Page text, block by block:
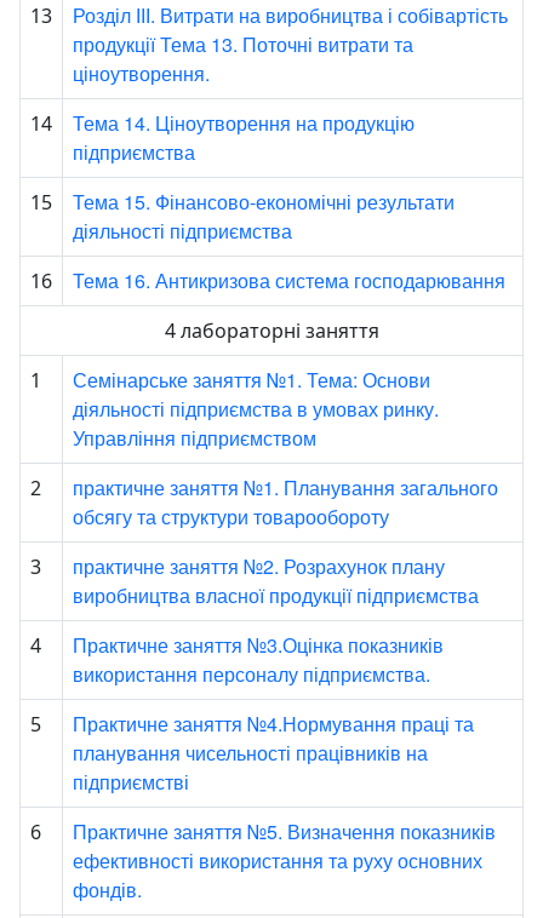
13
Розділ ІІІ. Витрати на виробництва і собівартість
продукції Тема 13. Поточні витрати та
ціноутворення.
14
Тема 14. Ціноутворення на продукцію
підприємства
15
Тема 15. Фінансово-економічні результати
діяльності підприємства
16 Тема 16. Антикризова система господарювання
4 лабораторні заняття
1
Семінарське заняття №1. Тема: Основи
діяльності підприємства в умовах ринку.
Управління підприємством
2
практичне заняття №1. Планування загального
обсягу та структури товарообороту
3
практичне заняття №2. Розрахунок плану
виробництва власної продукції підприємства
4
Практичне заняття №3.Оцінка показників
використання персоналу підприємства.
5
Практичне заняття №4.Нормування праці та
планування чисельності працівників на
підприємстві
6
Практичне заняття №5. Визначення показників
ефективності використання та руху основних
фондів.